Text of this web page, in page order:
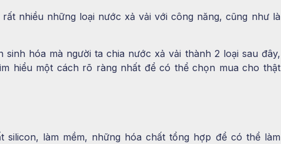
nhiều những loại nước xả vải với công năng, cũng như là
hóa mà người ta chia nước xả vải thành 2 loại sau đây,
hiểu một cách rõ ràng nhất để có thể chọn mua cho thật
silicon, làm mềm, những hóa chất tổng hợp để có thể làm